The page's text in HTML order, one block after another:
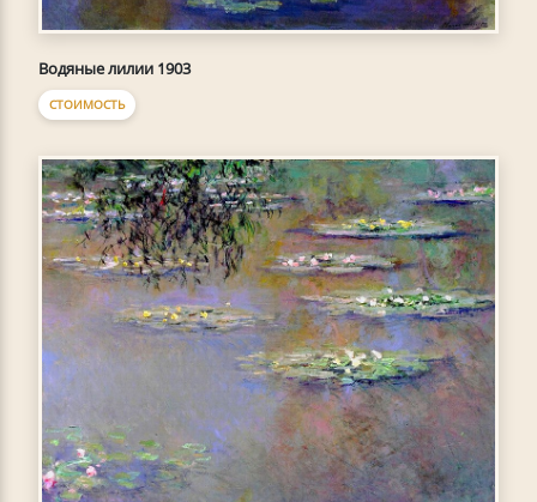
Водяные лилии 1903
СТОИМОСТЬ